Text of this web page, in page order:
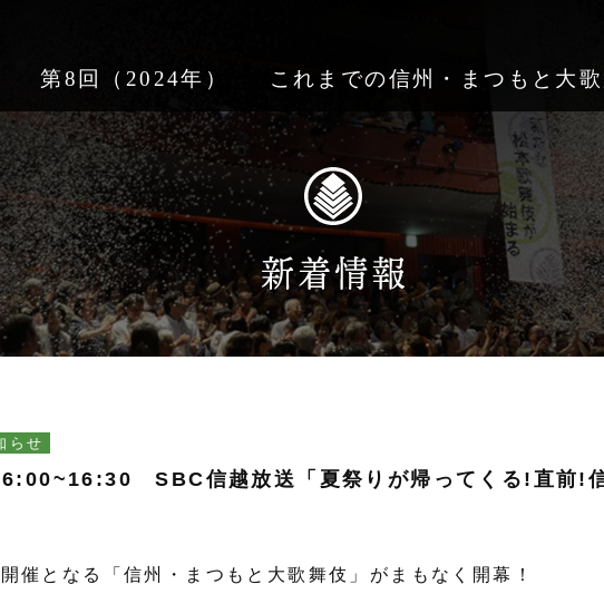
第8回（2024年） これまでの信州・まつもと大
らせ
SBC信越放送「夏祭りが帰ってくる!直前!
催となる「信州・まつもと大歌舞伎」 がまもなく開幕！